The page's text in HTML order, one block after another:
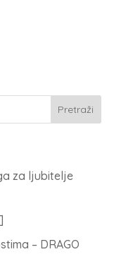
za ljubitelje
– DRAGO